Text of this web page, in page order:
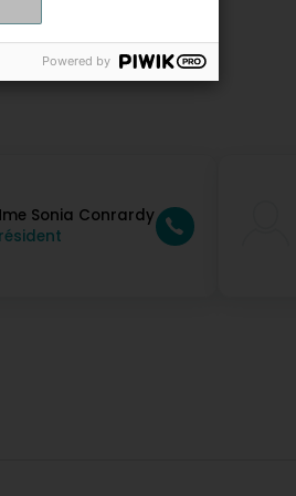
Sonia Conrardy
Powered by